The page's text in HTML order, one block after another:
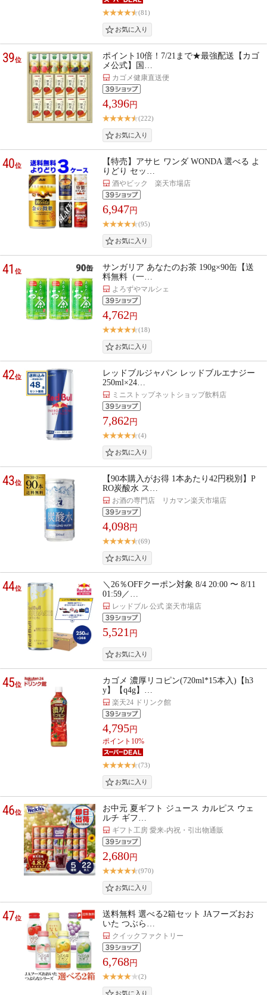
(81)
39位
ポイント10倍！7/21まで★最強配送【カゴ
メ公式】国…
カゴメ健康直送便
4,396円
(222)
40位
【特売】アサヒ ワンダ WONDA 選べる よ
りどり セッ…
酒やビック 楽天市場店
6,947円
(95)
41位
サンガリア あなたのお茶 190g×90缶【送
料無料（一…
よろずやマルシェ
4,762 円
(18)
42位
レッドブルジャパン レッドブルエナジー
250ml×24…
ミニストップネットショップ飲料店
7,862 円
(4)
43位
【90本購入がお得 1本あたり42円税別】P
RO炭酸水 ス…
お酒の専門店 リカマン楽天市場店
4,098円
(69)
44位
＼26％OFFクーポン対象 8/4 20:00 〜 8/11
01:59／…
レッドブル 公式 楽天市場店
5,521 円
45位
カゴメ 濃厚リコピン(720ml*15本入)【h3
y】【q4g】…
楽天24 ドリンク館
4,795円
ポイント10%
(73)
46位
お中元 夏ギフト ジュース カルピス ウェ
ルチ ギフ…
ギフト工房 愛来-内祝・引出物通販
2,680円
(970)
47位
送料無料 選べる2箱セット JAフーズおお
いた つぶら…
クイックファクトリー
6,768円
(2)